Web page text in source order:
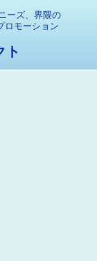
ーズ、界隈の
ロモーション
ト